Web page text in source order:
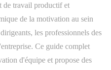
de travail productif et
de la motivation au sein
les professionnels des
Ce guide complet
d'équipe et propose des